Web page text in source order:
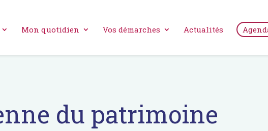
Mon quotidien Vos démarches Actualités
du patrimoine